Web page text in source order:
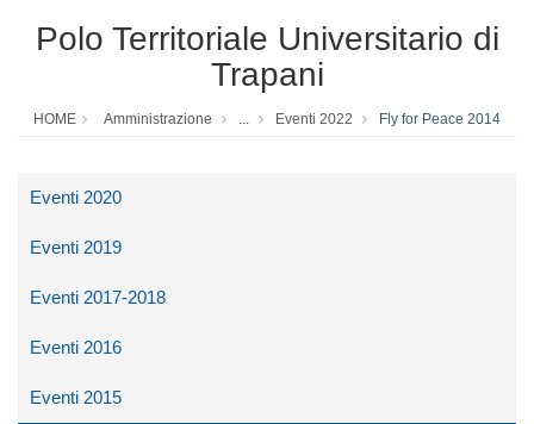
Polo Territoriale Universitario di
Trapani
HOME Amministrazione ... Eventi 2022 Fly for Peace 2014
Eventi 2020
Eventi 2019
Eventi 2017-2018
Eventi 2016
Eventi 2015